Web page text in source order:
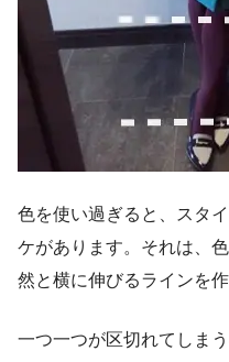
色を使い過ぎると、スタ
ケがあります。それは、
然と横に伸びるラインを
一つ一つが区切れてしま